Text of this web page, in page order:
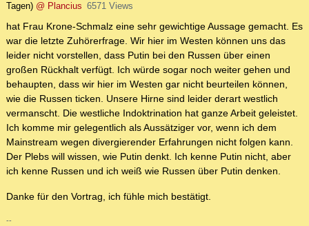
Tagen) @ Plancius 6571 Views
hat Frau Krone-Schmalz eine sehr gewichtige Aussage gemacht. Es
war die letzte Zuhörerfrage. Wir hier im Westen können uns das
leider nicht vorstellen, dass Putin bei den Russen über einen
großen Rückhalt verfügt. Ich würde sogar noch weiter gehen und
behaupten, dass wir hier im Westen gar nicht beurteilen können,
wie die Russen ticken. Unsere Hirne sind leider derart westlich
vermanscht. Die westliche Indoktrination hat ganze Arbeit geleistet.
Ich komme mir gelegentlich als Aussätziger vor, wenn ich dem
Mainstream wegen divergierender Erfahrungen nicht folgen kann.
Der Plebs will wissen, wie Putin denkt. Ich kenne Putin nicht, aber
ich kenne Russen und ich weiß wie Russen über Putin denken.
Danke für den Vortrag, ich fühle mich bestätigt.
--